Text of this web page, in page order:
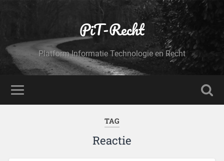
PiT-Recht
Platform Informatie Technologie en Recht
TAG
Reactie